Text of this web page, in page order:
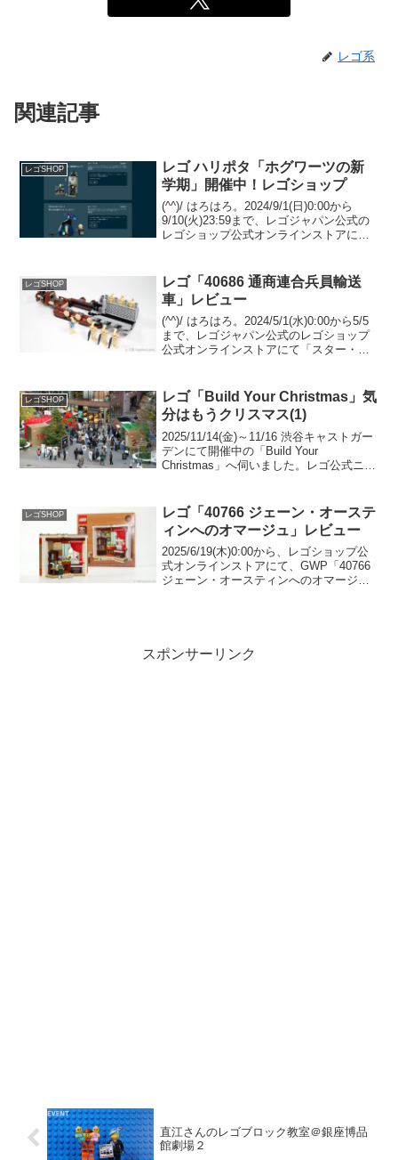
レゴ系
関連記事
レゴSHOP
レゴ ハリポタ「ホグワーツの新
学期」開催中！レゴショップ
(^^)/ はろはろ。2024/9/1(日)0:00から
9/10(火)23:59まで、レゴジャパン公式の
レゴショップ公式オンラインストアにて
ペーン内容等をご紹介します。...
レゴSHOP
レゴ「40686 通商連合兵員輸送
車」レビュー
(^^)/ はろはろ。2024/5/1(水)0:00から5/5
まで、レゴジャパン公式のレゴショップ
公式オンラインストアにて「スター・ウ
で、以下３点がまとめて...
レゴSHOP
レゴ「Build Your Christmas」気
分はもうクリスマス(1)
2025/11/14(金)～11/16 渋谷キャストガー
デンにて開催中の「Build Your
Christmas」へ伺いました。レゴ公式ニュ
式オンライ...
レゴSHOP
レゴ「40766 ジェーン・オーステ
ィンへのオマージュ」レビュー
2025/6/19(木)0:00から、レゴショップ公
式オンラインストアにて、GWP「40766
ジェーン・オースティンへのオマージ
スポンサーリンク
直江さんのレゴブロック教室＠銀座博品
館劇場２